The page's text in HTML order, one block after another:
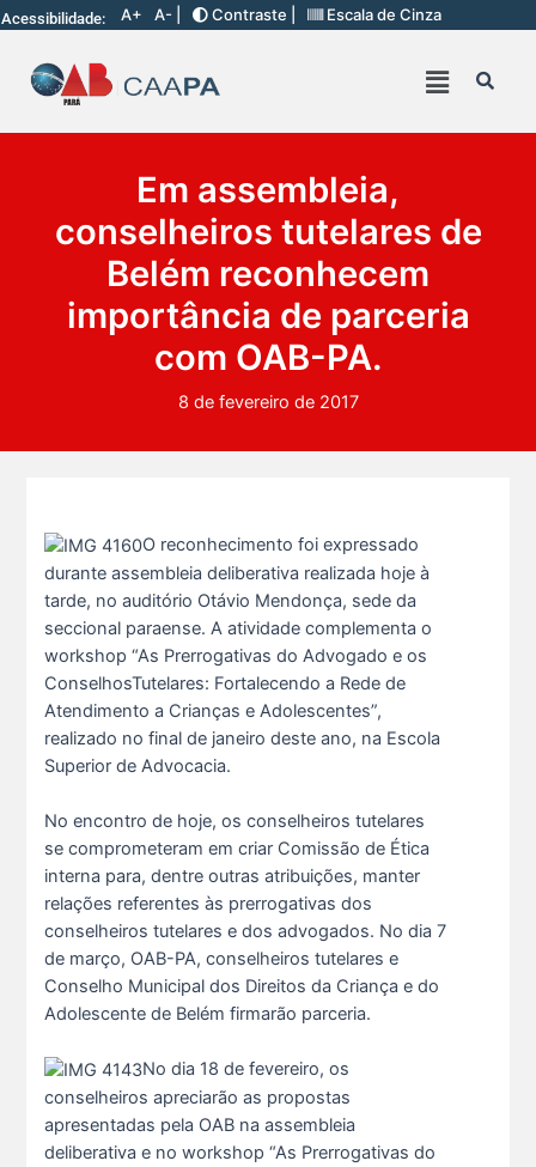
Acessibilidade: A+ A- | Contraste | Escala de Cinza
Em assembleia,
conselheiros tutelares de
Belém reconhecem
importância de parceria
com OAB-PA.
8 de fevereiro de 2017
O reconhecimento foi expressado
durante assembleia deliberativa realizada hoje à
tarde, no auditório Otávio Mendonça, sede da
seccional paraense. A atividade complementa o
workshop “As Prerrogativas do Advogado e os
ConselhosTutelares: Fortalecendo a Rede de
Atendimento a Crianças e Adolescentes”,
realizado no final de janeiro deste ano, na Escola
Superior de Advocacia.
No encontro de hoje, os conselheiros tutelares
se comprometeram em criar Comissão de Ética
interna para, dentre outras atribuições, manter
relações referentes às prerrogativas dos
conselheiros tutelares e dos advogados. No dia 7
de março, OAB-PA, conselheiros tutelares e
Conselho Municipal dos Direitos da Criança e do
Adolescente de Belém firmarão parceria.
No dia 18 de fevereiro, os
conselheiros apreciarão as propostas
apresentadas pela OAB na assembleia
deliberativa e no workshop “As Prerrogativas do
A saúde da mulher merece atenção especial em to s...
17 De Julho De 2026
Na manhã de ontem, 14/07, o diretor de saúde da s...
Cuidar da mente também é cuidar da carreira.
13 De Julho De 2026